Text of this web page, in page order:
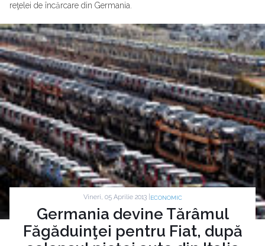
reţelei de încărcare din Germania.
Vineri, 05 Aprilie 2013 | ECONOMIC
Germania devine Tărâmul
Făgăduinţei pentru Fiat, după